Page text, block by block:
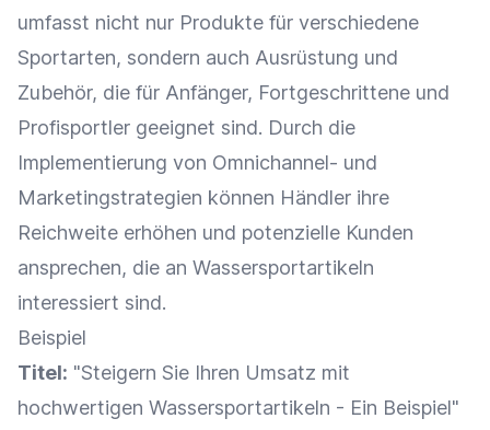
umfasst nicht nur Produkte für verschiedene
Sportarten, sondern auch Ausrüstung und
Zubehör, die für Anfänger, Fortgeschrittene und
Profisportler geeignet sind. Durch die
Implementierung von Omnichannel- und
Marketingstrategien können Händler ihre
Reichweite erhöhen und potenzielle Kunden
ansprechen, die an Wassersportartikeln
interessiert sind.
Beispiel
Titel: "Steigern Sie Ihren Umsatz mit
hochwertigen Wassersportartikeln - Ein Beispiel"